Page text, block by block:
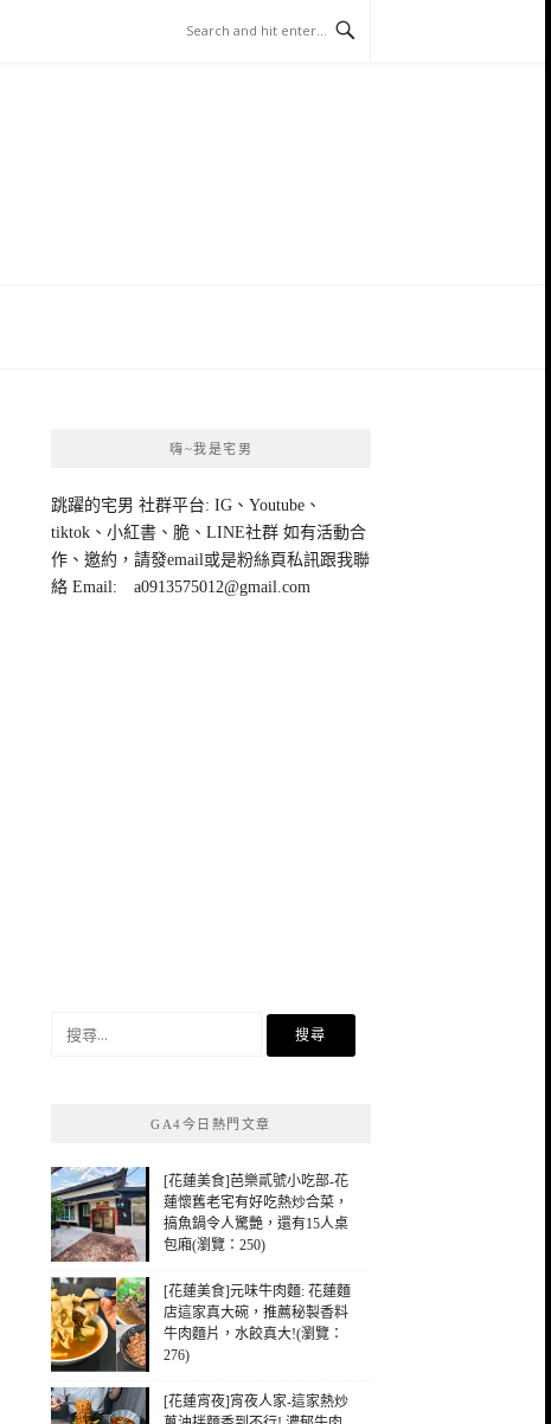
嗨~我是宅男
跳躍的宅男 社群平台: IG、Youtube、
tiktok、小紅書、脆、LINE社群 如有活動合
作、邀約，請發email或是粉絲頁私訊跟我聯
絡 Email: a0913575012@gmail.com
GA4今日熱門文章
[花蓮美食]芭樂貳號小吃部-花
蓮懷舊老宅有好吃熱炒合菜，
搞魚鍋令人驚艷，還有15人桌
包廂(瀏覽：250)
[花蓮美食]元味牛肉麵: 花蓮麵
店這家真大碗，推薦秘製香料
牛肉麵片，水餃真大!(瀏覽：
276)
[花蓮宵夜]宵夜人家-這家熱炒